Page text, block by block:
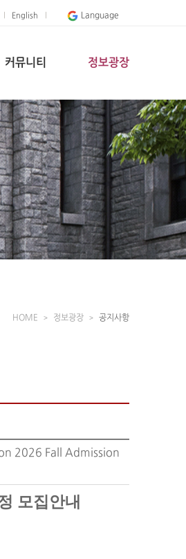
English Language
커뮤니티 정보광장
HOME 정보광장 공지사항
on 2026 Fall Admission
모집안내